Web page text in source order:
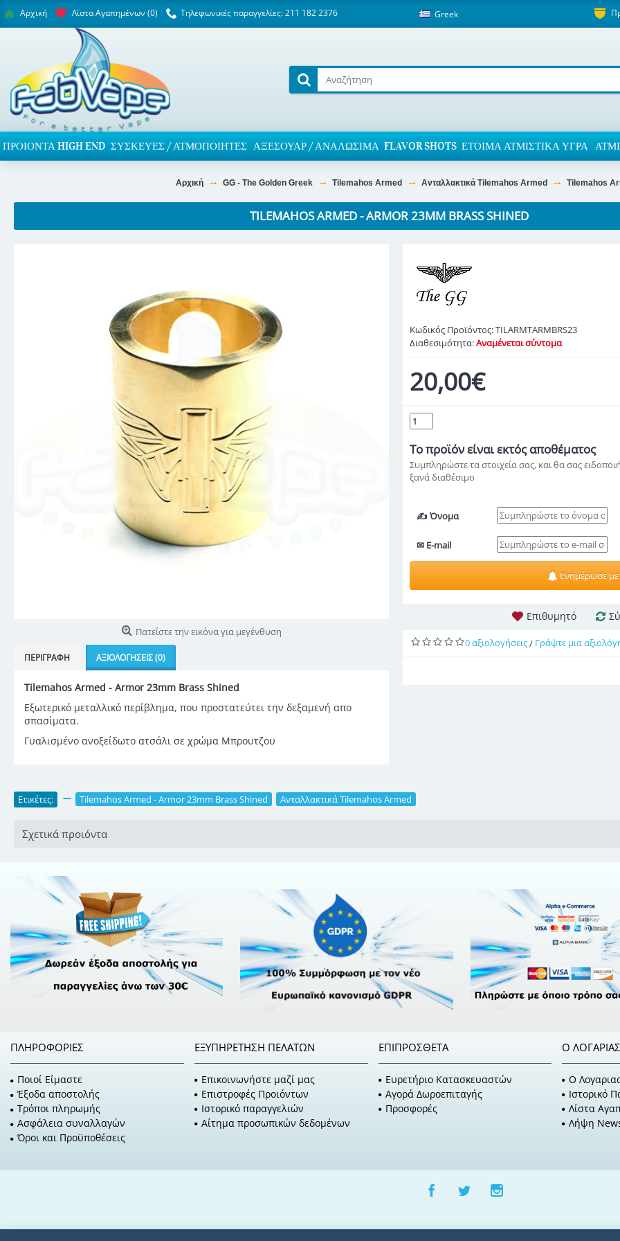
Αρχική Λίστα Αγαπημένων (0) Τηλεφωνικές παραγγελίες: 211 182 2376 Greek
ΠΡΟΙΌΝΤΑ HIGH END ΣΥΣΚΕΥΈΣ / ΑΤΜΟΠΟΙΗΤΈΣ ΑΞΕΣΟΥΆΡ / ΑΝΑΛΏΣΙΜΑ FLAVOR SHOTS ΈΤΟΙΜΑ ΑΤΜΙΣΤΙΚΆ ΥΓΡΆ
Αρχική GG - The Golden Greek Tilemahos Armed Ανταλλακτικά Tilemahos Armed Tilemahos
TILEMAHOS ARMED - ARMOR 23MM BRASS SHINED
Πατείστε την εικόνα για μεγένθυση
ΠΕΡΙΓΡΑΦΉ ΑΞΙΟΛΟΓΉΣΕΙΣ (0)
Tilemahos Armed - Armor 23mm Brass Shined
Εξωτερικό μεταλλικό περίβλημα, που προστατεύτει την δεξαμενή απο
σπασίματα.
Γυαλισμένο ανοξείδωτο ατσάλι σε χρώμα Μπρουτζου
Κωδικός Προϊόντος:TILARMTARMBRS23
Διαθεσιμότητα:Αναμένεται σύντομα
20,00€
Το προϊόνείναι εκτός αποθέματος
Συμπληρώστε τα στοιχεία σας, και θα σας
ξανά διαθέσιμο
✍ Όνομα
✉ E-mail
Ενημέρωσε με
Επιθυμητό
0 αξιολογήσεις/ Γράψτε μια
Ετικέτες: Tilemahos Armed - Armor 23mm Brass Shined Ανταλλακτικά Tilemahos Armed
Σχετικά προιόντα
ΠΛΗΡΟΦΟΡΊΕΣ
Ποιοί Είμαστε
Έξοδα αποστολής
Τρόποι πληρωμής
Ασφάλεια συναλλαγών
Όροι και Προϋποθέσεις
ΕΞΥΠΗΡΈΤΗΣΗ ΠΕΛΑΤΏΝ
Επικοινωνήστε μαζί μας
Επιστροφές Προιόντων
Ιστορικό παραγγελιών
Αίτημα προσωπικών δεδομένων
ΕΠΙΠΡΌΣΘΕΤΑ
Ευρετήριο Κατασκευαστών
Αγορά Δωροεπιταγής
Προσφορές
Ο
O
Ιστορικό
Λίστα
Λήψη